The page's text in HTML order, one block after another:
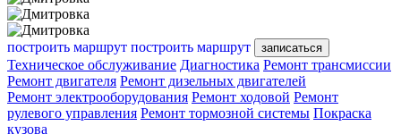
построить маршрут построить маршрут записаться
Техническое обслуживание Диагностика Ремонт трансмиссии
Ремонт двигателя Ремонт дизельных двигателей
Ремонт электрооборудования Ремонт ходовой Ремонт
рулевого управления Ремонт тормозной системы Покраска
кузова